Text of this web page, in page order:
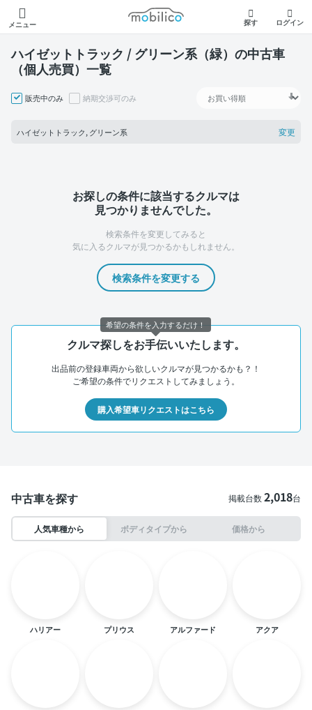
メニュー
モビリコ
探す ログイン
ハイゼットトラック / グリーン系（緑）の中古車
（個人売買）一覧
販売中のみ 納期交渉可のみ
ハイゼットトラック, グリーン系 変更
お探しの条件に該当するクルマは
見つかりませんでした。
検索条件を変更してみると
気に入るクルマが見つかるかもしれません。
検索条件を変更する
クルマ探しをお手伝いいたします。
出品前の登録車両から欲しいクルマが見つかるかも？！
ご希望の条件でリクエストしてみましょう。
購入希望車リクエストはこちら
中古車を探す 掲載台数2,018台
人気車種から ボディタイプから 価格から
ハリアー プリウス アルファード アクア
希望の条件を入力するだけ！